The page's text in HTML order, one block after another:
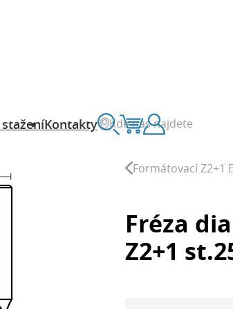
Kde nás najdete
Vyhledávání
KošíkZákaznický účet
staženíKontakty
Formátovací Z2+1
Fréza
Z2+1